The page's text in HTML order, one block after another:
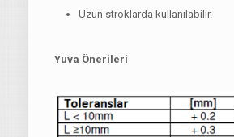
Uzun stroklarda kullanılabilir.
Yuva Önerileri